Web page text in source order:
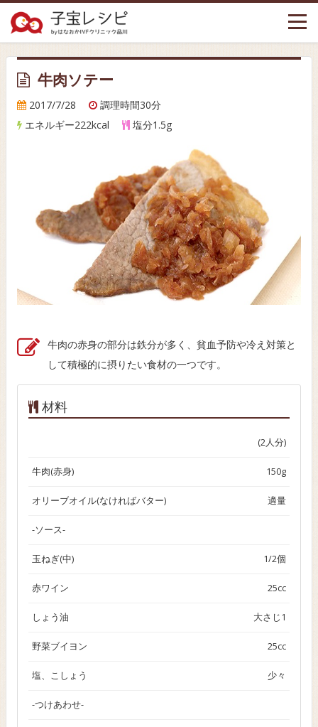
牛肉ソテー
2017/7/28
調理時間30分
エネルギー222kcal
塩分1.5g
牛肉の赤身の部分は鉄分が多く、貧血予防や冷え対策と
して積極的に摂りたい食材の一つです。
材料
(2人分)
牛肉(赤身) 150g
オリーブオイル(なければバター) 適量
-ソース-
玉ねぎ(中) 1/2個
赤ワイン 25cc
しょう油 大さじ1
野菜ブイヨン 25cc
塩、こしょう 少々
-つけあわせ-